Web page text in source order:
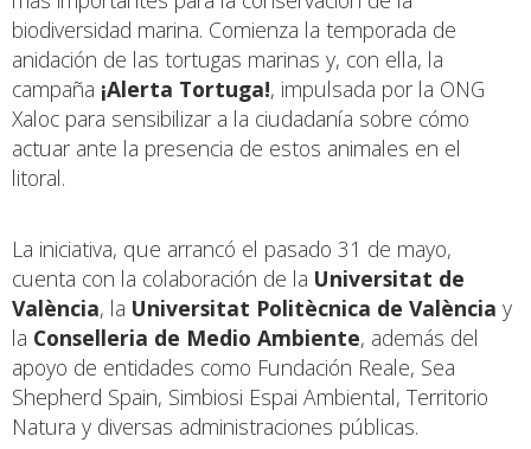
biodiversidad marina. Comienza la temporada de
anidación de las tortugas marinas y, con ella, la
campaña ¡Alerta Tortuga!, impulsada por la ONG
Xaloc para sensibilizar a la ciudadanía sobre cómo
actuar ante la presencia de estos animales en el
litoral.
La iniciativa, que arrancó el pasado 31 de mayo,
cuenta con la colaboración de la Universitat de
València, la Universitat Politècnica de València y
la Conselleria de Medio Ambiente, además del
apoyo de entidades como Fundación Reale, Sea
Shepherd Spain, Simbiosi Espai Ambiental, Territorio
Natura y diversas administraciones públicas.